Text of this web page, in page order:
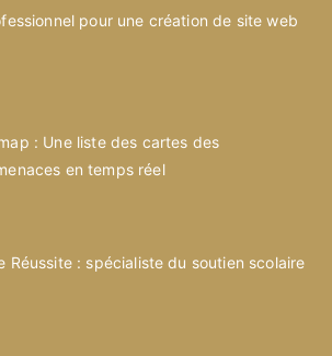
pour une création de site web
: Une liste des cartes des
en temps réel
Réussite : spécialiste du soutien scolaire